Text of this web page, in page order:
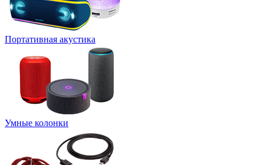
Портативная акустика
Умные колонки